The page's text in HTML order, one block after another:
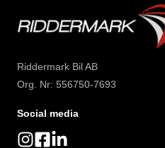
Riddermark Bil AB
Org. Nr: 556750-7693
Social media